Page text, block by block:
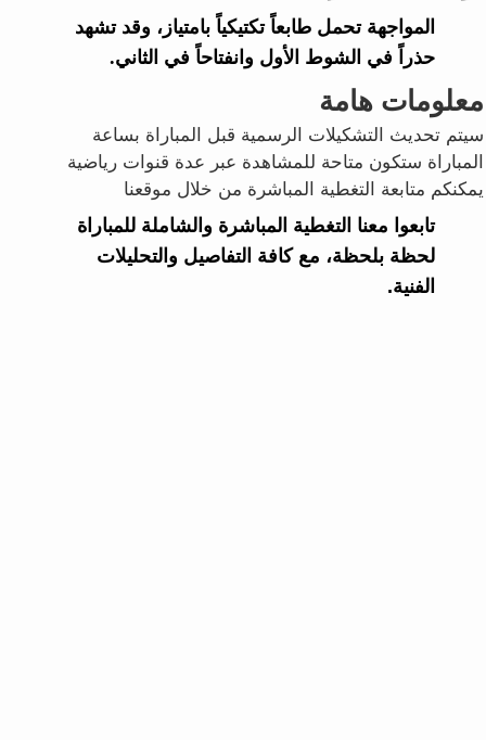
المواجهة تحمل طابعاً تكتيكياً بامتياز، وقد تشهد
حذراً في الشوط الأول وانفتاحاً في الثاني.
معلومات هامة
سيتم تحديث التشكيلات الرسمية قبل المباراة بساعة
المباراة ستكون متاحة للمشاهدة عبر عدة قنوات رياضية
يمكنكم متابعة التغطية المباشرة من خلال موقعنا
تابعوا معنا التغطية المباشرة والشاملة للمباراة
لحظة بلحظة، مع كافة التفاصيل والتحليلات
الفنية.